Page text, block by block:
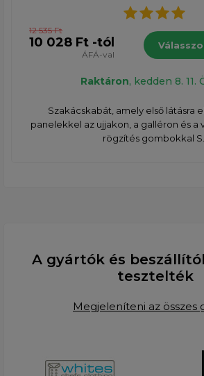
12 535 Ft
10 028 Ft -tól
ÁFÁ-val
Raktáron, kedden 8. 11.
Szakácskabát, amely első látásra
panelekkel az ujjakon, a galléron és a
rögzítés gombokkal S...
A gyártók és
tesztelték
Megjeleníteni az összes